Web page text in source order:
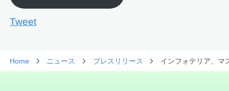
Tweet
Home ニュース プレスリリース インフォテリア、マ